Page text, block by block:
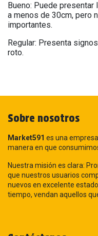
Bueno: Puede
a menos de 30cm, pero
importantes.
Regular: Presenta
roto.
Sobre nosotros
Market591 es una
manera en que
Nuestra misión es clara:
que nuestros usuarios
nuevos en excelente
tiempo, vendan aquellos